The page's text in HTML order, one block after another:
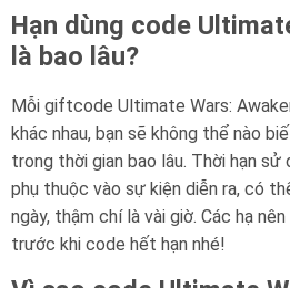
Hạn dùng code
là bao lâu?
Mỗi giftcode Ultimate Wars:
khác nhau, bạn sẽ không thể nào
trong thời gian bao lâu. Thời hạn
phụ thuộc vào sự kiện diễn ra, có
ngày, thậm chí là vài giờ. Các hạ
trước khi code hết hạn nhé!